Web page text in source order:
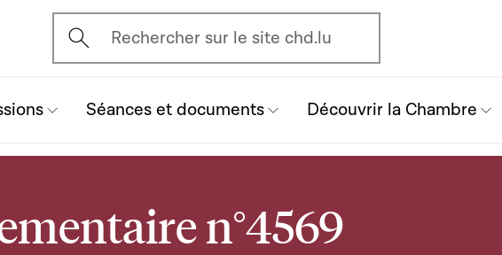
Ouvrir l'écran de recherche
Rechercher sur le site chd.lu
Séances et documents Découvrir la Chambre
n°4569